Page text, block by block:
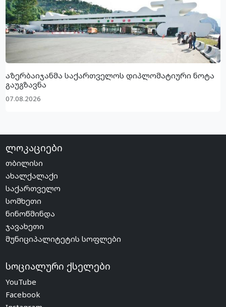
აზერბაიჯანმა საქართველოს დიპლომატიური ნოტა
გაუგზავნა
07.08.2026
ლოკაციები
თბილისი
ახალქალაქი
საქართველო
სომხეთი
ნინოწმინდა
ჯავახეთი
მუნიციპალიტეტის სოფლები
სოციალური ქსელები
YouTube
Facebook